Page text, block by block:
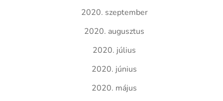
2020. szeptember
2020. augusztus
2020. július
2020. június
2020. május